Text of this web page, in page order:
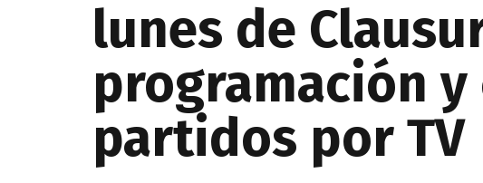
lunes de
programación
partidos por TV